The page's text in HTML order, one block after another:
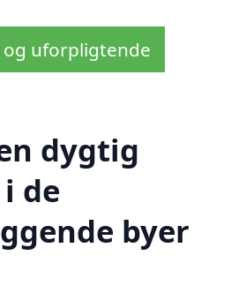
uforpligtende
dygtig
de
byer